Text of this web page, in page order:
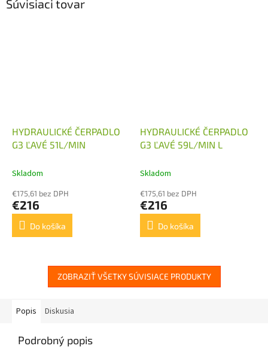
Súvisiaci tovar
HYDRAULICKÉ ČERPADLO
G3 ĽAVÉ 51L/MIN
Skladom
€175,61 bez DPH
€216
Do košíka
HYDRAULICKÉ ČERPADLO
G3 ĽAVÉ 59L/MIN L
Skladom
€175,61 bez DPH
€216
Do košíka
ZOBRAZIŤ VŠETKY SÚVISIACE PRODUKTY
Popis Diskusia
Podrobný popis